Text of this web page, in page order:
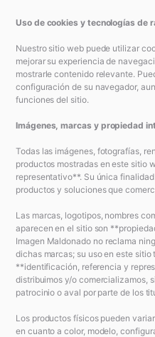
Uso de cookies y tecnologías de
Nuestro sitio web puede utilizar
mejorar su experiencia de
mostrarle contenido relevante.
configuración de su navegador,
funciones del sitio.
Imágenes, marcas y propiedad
Todas las imágenes, fotografías,
productos mostradas en este sitio
representativo**. Su única
productos y soluciones que
Las marcas, logotipos, nombres
aparecen en el sitio son
Imagen Maldonado no reclama
dichas marcas; su uso en este
**identificación, referencia y
distribuimos y/o comercializamos,
patrocinio o aval por parte de los
Los productos físicos pueden
en cuanto a color, modelo,